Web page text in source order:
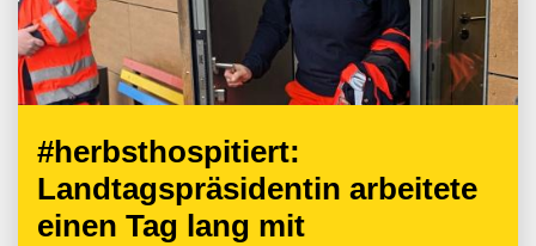
#herbsthospitiert:
Landtagspräsidentin arbeitete
einen Tag lang mit